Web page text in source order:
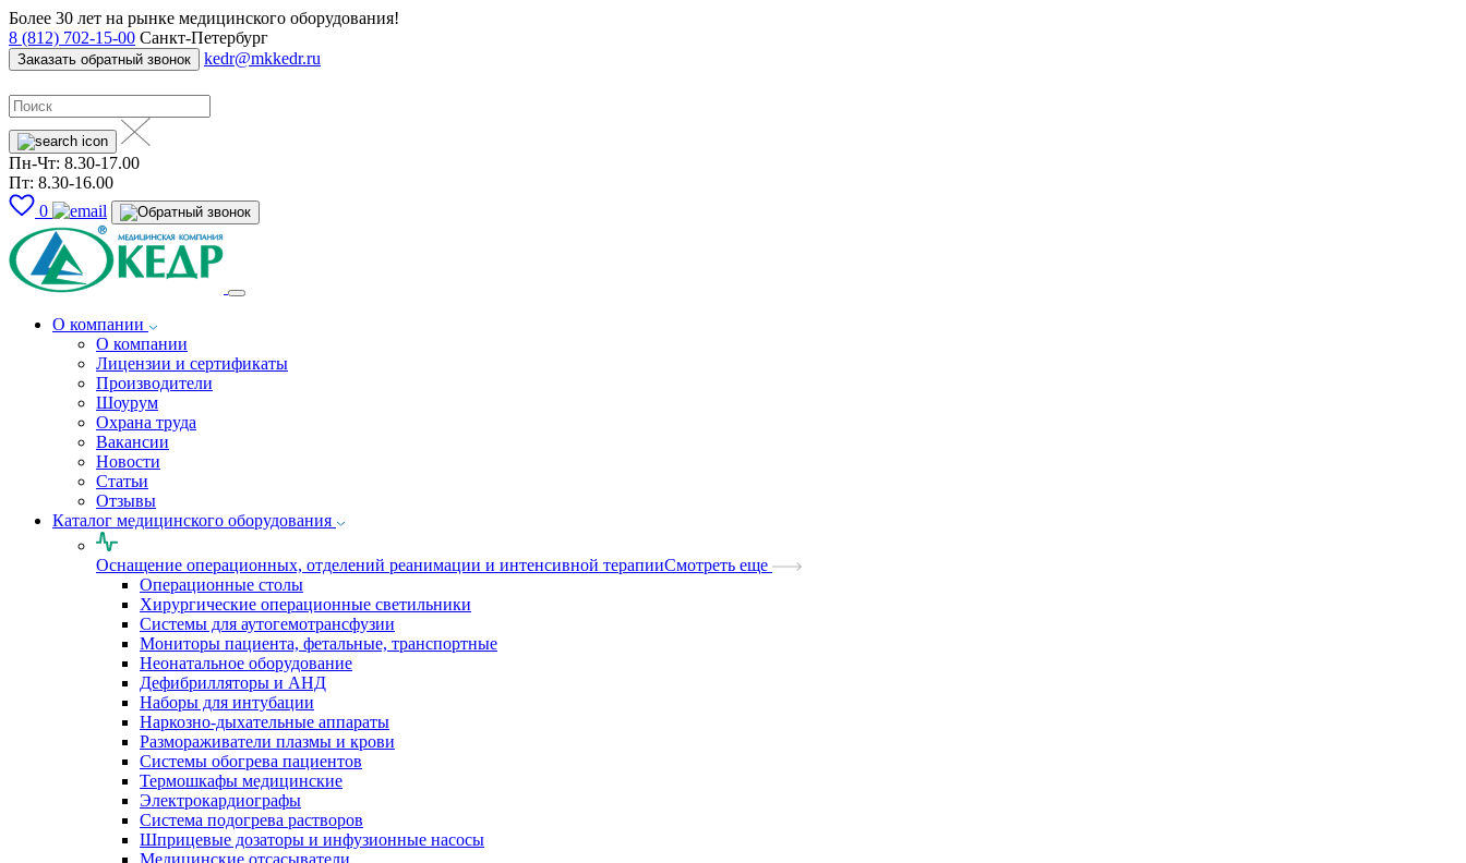
Более 30 лет на рынке медицинского оборудования!
8 (812) 702-15-00 Санкт-Петербург
Заказать обратный звонок kedr@mkkedr.ru
Пн-Чт: 8.30-17.00
Пт: 8.30-16.00
0
О компании
О компании
Лицензии и сертификаты
Производители
Шоурум
Охрана труда
Вакансии
Новости
Статьи
Отзывы
Каталог медицинского оборудования
Оснащение операционных, отделений реанимации и интенсивной терапииСмотреть еще
Операционные столы
Хирургические операционные светильники
Системы для аутогемотрансфузии
Мониторы пациента, фетальные, транспортные
Неонатальное оборудование
Дефибрилляторы и АНД
Наборы для интубации
Наркозно-дыхательные аппараты
Размораживатели плазмы и крови
Системы обогрева пациентов
Термошкафы медицинские
Электрокардиографы
Cистема подогрева растворов
Шприцевые дозаторы и инфузионные насосы
Медицинские отсасыватели